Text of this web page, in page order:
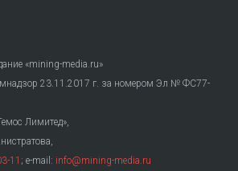
«mining-media.ru»
23.11.2017 г. за номером Эл № ФС77-
Лимитед»,
11 ; e-mail: info@mining-media.ru